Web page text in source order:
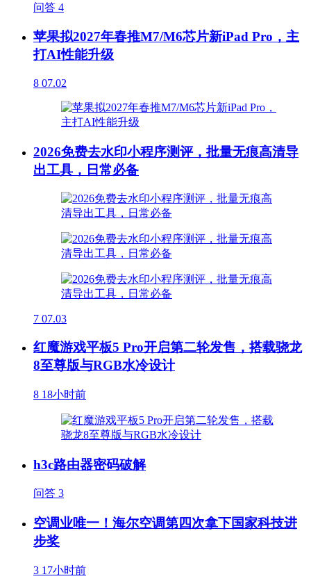
问答 4
苹果拟2027年春推M7/M6芯片新iPad Pro，主
打AI性能升级
8 07.02
2026免费去水印小程序测评，批量无痕高清导
出工具，日常必备
7 07.03
红魔游戏平板5 Pro开启第二轮发售，搭载骁龙
8至尊版与RGB水冷设计
8 18小时前
h3c路由器密码破解
问答 3
空调业唯一！海尔空调第四次拿下国家科技进
步奖
3 17小时前